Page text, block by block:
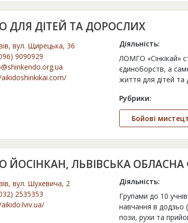
ДЛЯ ДІТЕЙ ТА ДОРОСЛИХ
вул. Щирецька, 36
9090929
Діяльність:
ЛОМГО «Сінкікай»
єдиноборств, а
життя для дітей та
Рубрики:
Бойові
ЙОСІНКАН, ЛЬВІВСЬКА ОБЛАСНА
вул. Шухевича, 2
2535353
Діяльність:
Групами до 10 учнів
навчання в додзьо
пози, рухи та